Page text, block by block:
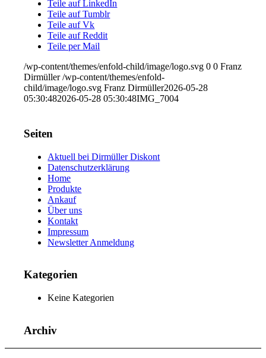
Teile auf LinkedIn
Teile auf Tumblr
Teile auf Vk
Teile auf Reddit
Teile per Mail
/wp-content/themes/enfold-child/image/logo.svg 0 0 Franz
Dirmüller /wp-content/themes/enfold-
child/image/logo.svg Franz Dirmüller2026-05-28
05:30:482026-05-28 05:30:48IMG_7004
Seiten
Aktuell bei Dirmüller Diskont
Datenschutzerklärung
Home
Produkte
Ankauf
Über uns
Kontakt
Impressum
Newsletter Anmeldung
Kategorien
Keine Kategorien
Archiv